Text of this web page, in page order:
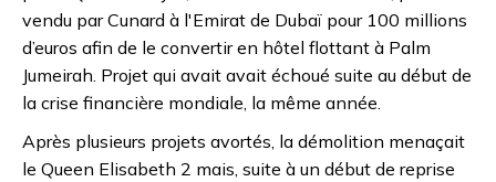
vendu par Cunard à l'Emirat de Dubaï pour 100 millions
d’euros afin de le convertir en hôtel flottant à Palm
Jumeirah. Projet qui avait avait échoué suite au début de
la crise financière mondiale, la même année.
Après plusieurs projets avortés, la démolition menaçait
le Queen Elisabeth 2 mais, suite à un début de reprise